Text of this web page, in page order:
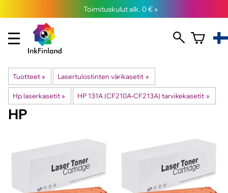
Toimituskulut alk. 0 € »
Tuotteet ‪» Lasertulostinten värikasetit ‪»
Hp laserkasetit ‪» HP 131A (CF210A-CF213A) tarvikekasetit ‪»
HP